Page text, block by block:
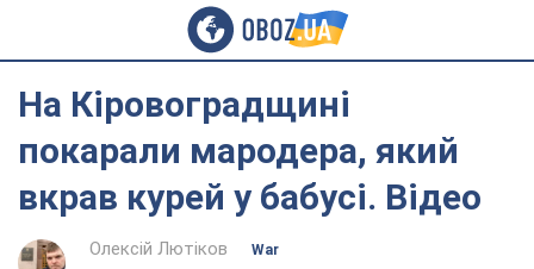
На Кіровоградщині
покарали мародера, який
вкрав курей у бабусі. Відео
Олексій Лютіков
War